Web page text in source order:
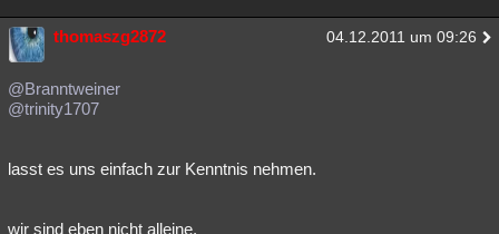
thomaszg2872 04.12.2011 um 09:26
@Branntweiner
@trinity1707
lasst es uns einfach zur Kenntnis nehmen.
wir sind eben nicht alleine.